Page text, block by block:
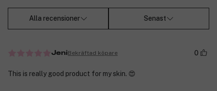
Alla recensioner Senast
JeniBekräftad köpare 0
This is really good product for my skin. 😍